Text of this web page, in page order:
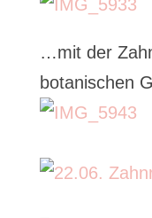
…mit der
botanischen